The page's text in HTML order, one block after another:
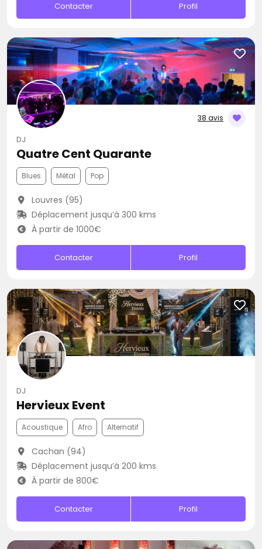
Contacter Profil
38 avis
DJ
Quatre Cent Quarante
Blues Métal Pop
Louvres (95)
Déplacement jusqu’à 300 kms
À partir de 1000€
Contacter Profil
DJ
Hervieux Event
Acoustique Afro Alternatif
Cachan (94)
Déplacement jusqu’à 200 kms
À partir de 800€
Contacter Profil